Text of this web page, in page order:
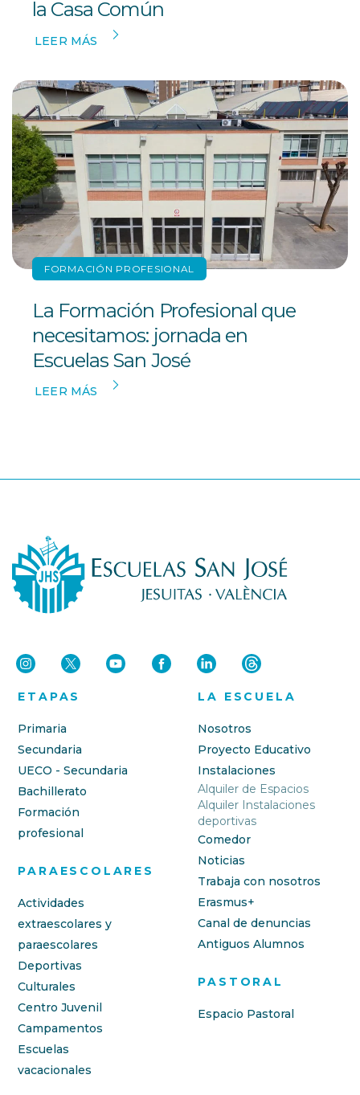
la Casa Común
LEER MÁS
FORMACIÓN PROFESIONAL
La Formación Profesional que
necesitamos: jornada en
Escuelas San José
LEER MÁS
ETAPAS
Primaria
Secundaria
UECO - Secundaria
Bachillerato
Formación
profesional
PARAESCOLARES
Actividades
extraescolares y
paraescolares
Deportivas
Culturales
Centro Juvenil
Campamentos
Escuelas
vacacionales
LA ESCUELA
Nosotros
Proyecto Educativo
Instalaciones
Alquiler de Espacios
Alquiler Instalaciones
deportivas
Comedor
Noticias
Trabaja con nosotros
Erasmus+
Canal de denuncias
Antiguos Alumnos
PASTORAL
Espacio Pastoral